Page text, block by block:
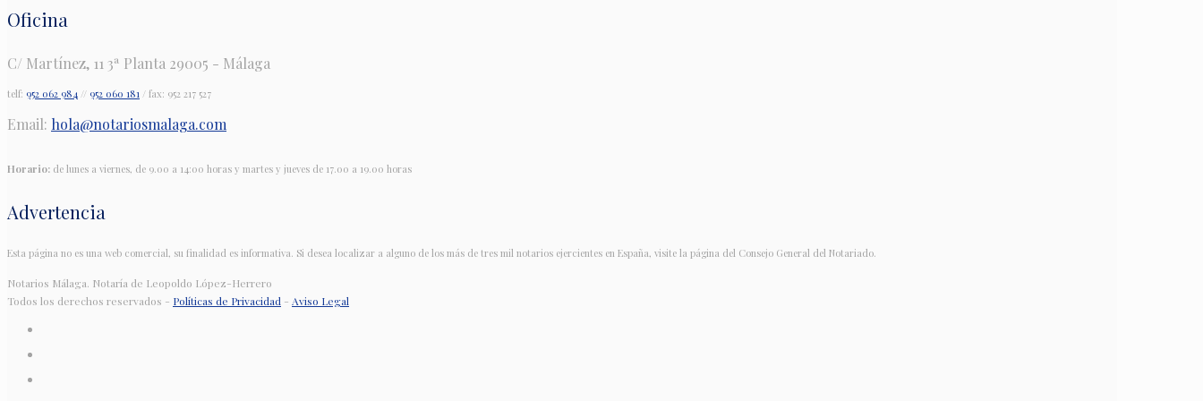
Oficina
C/ Martínez, 11 3ª Planta 29005 - Málaga
telf: 952 062 984 // 952 060 181 / fax: 952 217 527
Email: hola@notariosmalaga.com
Horario: de lunes a viernes, de 9.00 a 14:00 horas y martes y jueves de 17.00 a 19.00 horas
Advertencia
Esta página no es una web comercial, su finalidad es informativa. Si desea localizar a alguno de los más de tres mil notarios ejercientes en España, visite la página del Consejo General del Notariado.
Notarios Málaga. Notaría de Leopoldo López-Herrero
Todos los derechos reservados - Políticas de Privacidad - Aviso Legal